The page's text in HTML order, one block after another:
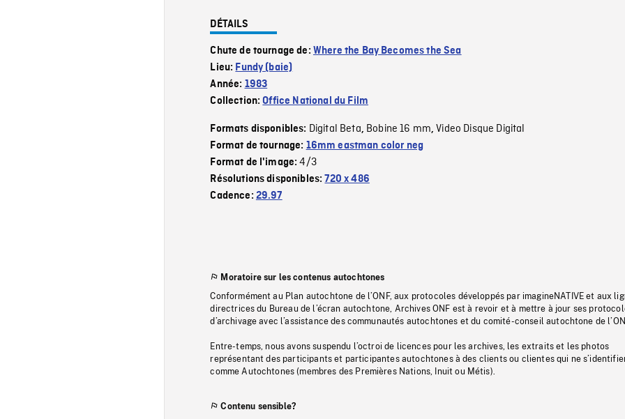
DÉTAILS
Chute de tournage de: Where the Bay Becomes the Sea
Lieu: Fundy (baie)
Année: 1983
Collection:Office National du Film
Formats disponibles: Digital Beta, Bobine 16 mm,Video Disque Digital
Format de tournage: 16mm eastman color neg
Format de l'image:4/3
Résolutions disponibles:720 x 486
Cadence: 29.97
Moratoire sur les contenus autochtones
Conformément au Plan autochtone de l’ONF, aux protocoles développés par imagineNATIVE et aux
directrices du Bureau de l’écran autochtone, Archives ONF est à revoir et à mettre à jour ses
d’archivage avec l’assistance des communautés autochtones et du comité-conseil autochtone de
Entre-temps, nous avons suspendu l’octroi de licences pour les archives, les extraits et les photos
représentant des participants et participantes autochtones à des clients ou clientes qui ne
comme Autochtones (membres des Premières Nations, Inuit ou Métis).
Contenu sensible?